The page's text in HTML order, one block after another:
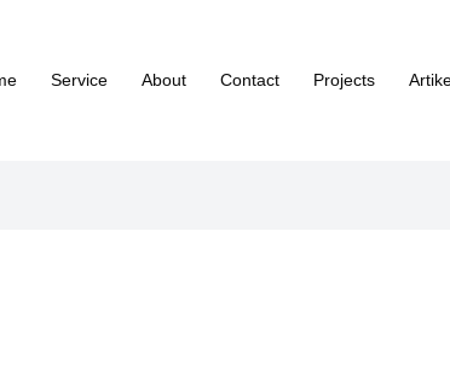
Service About Contact Projects